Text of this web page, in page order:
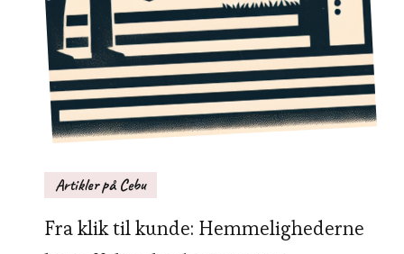
Artikler på Cebu
Fra klik til kunde: Hemmelighederne